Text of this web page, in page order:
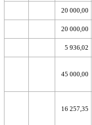
20 000,00
20 000,00
5 936,02
45 000,00
16 257,35